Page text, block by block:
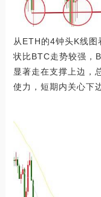
从ETH的4钟头K线图
状比BTC走势较强，
显著走在支撑上边，
使力，短期内关心下